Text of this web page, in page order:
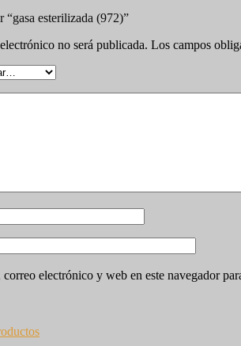
“gasa esterilizada (972)”
no será publicada. Los campos
electrónico y web en este navegador